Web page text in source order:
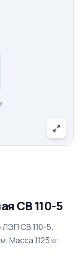
СВ 110-5
СВ 110-5.
Масса 1125 кг.